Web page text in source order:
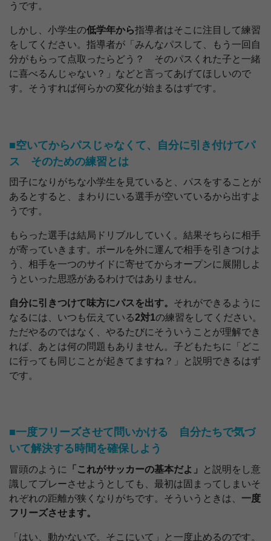
うです。
しかし、小学生の低学年から指導者はそこに注目して練習
をしてください。指導者が「みんなパスして、もう一回自
分がもらって点取ったらどう？ そのパスくれた子と一緒
に喜べるんじゃない？」などと言ってあげてほしいので
す。そうすれば何らかの変化が始まるはずです。
■空いてからパスじゃなくて、自分に引き付けてパ
ス そのための練習とは
団子になりがちな小学生を見ていると、パスをすることが
あるとすると、まわりにいる選手が空いているから出すよ
うです。
もらった選手は結局ドリブルしていく。結果そちらに相手
が寄っていきます。ボールを外に運んで相手を引きつけよ
う、相手を一つのサイドに寄せてからオープンに展開しよ
うといった思惑があるわけではありません。
自分に引きつけて味方にパスを出す。 それができるように
なるには、いつも伝えている2対1の練習をしてください。
ただやるのではなく、やるたびにそういうことが理解でき
れば、あとは何の問題もありません。子どもたちに「どこ
に行っても同じことが起きてますね？」と説明できるはず
です。
■一度フリーズさせて問いかける 自分たちで気づ
いて解決する時間を確保しよう
冒頭のように 「これがサッカーの基本だよ」
と説明をし意
識してプレーさせようとしても、最初は固まってしまいそ
れぞれの距離が狭くなりがちです。そういうときは、 一度
フリーズさせます。
「はい、動かないで。そこにいて」と一度止めるのです。